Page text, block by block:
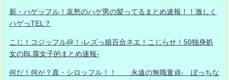
新・ハゲッフル！哀愁のハゲ男の髪ってるまとめ速報！！激しく
ハゲっTEL？
こじ！コジッフル@！-レズっ娘百合ネエ！こじらせ！50独身処
女のBL腐女子的まとめ速報-
何だ！何が？真・シロッフル！！ 永遠の無職童貞- ぼっちな